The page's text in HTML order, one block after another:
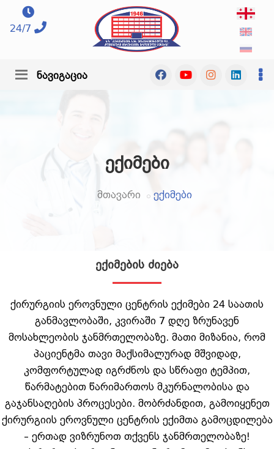
24/7
ნავიგაცია
ექიმები
მთავარი ექიმები
ექიმების ძიება
ქირურგიის ეროვნული ცენტრის ექიმები 24 საათის
განმავლობაში, კვირაში 7 დღე ზრუნავენ
მოსახლეობის ჯანმრთელობაზე. მათი მიზანია, რომ
პაციენტმა თავი მაქსიმალურად მშვიდად,
კომფორტულად იგრძნოს და სწრაფი ტემპით,
წარმატებით წარიმართოს მკურნალობისა და
გაჯანსაღების პროცესები. მობრძანდით, გამოიყენეთ
ქირურგიის ეროვნული ცენტრის ექიმთა გამოცდილება
– ერთად ვიზრუნოთ თქვენს ჯანმრთელობაზე!